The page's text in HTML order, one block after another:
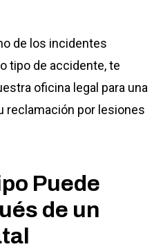
de los incidentes
tipo de accidente, te
oficina legal para una
reclamación por lesiones
Puede
de un